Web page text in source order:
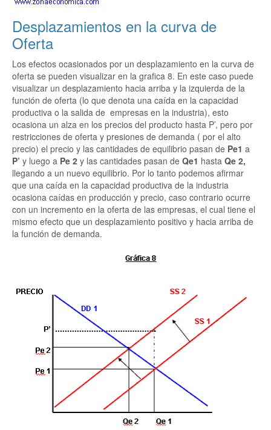
Desplazamientos en la curva de
Oferta
Los efectos ocasionados por un desplazamiento en la curva de
oferta se pueden visualizar en la grafica 8. En este caso puede
visualizar un desplazamiento hacia arriba y la izquierda de la
función de oferta (lo que denota una caída en la capacidad
productiva o la salida de empresas en la industria), esto
ocasiona un alza en los precios del producto hasta P’, pero por
restricciones de oferta y presiones de demanda ( por el alto
precio) el precio y las cantidades de equilibrio pasan de Pe1 a
P’ y luego a Pe 2 y las cantidades pasan de Qe1 hasta Qe 2,
llegando a un nuevo equilibrio. Por lo tanto podemos afirmar
que una caída en la capacidad productiva de la industria
ocasiona caídas en producción y precio, caso contrario ocurre
con un incremento en la oferta de las empresas, el cual tiene el
mismo efecto que un desplazamiento positivo y hacia arriba de
la función de demanda.